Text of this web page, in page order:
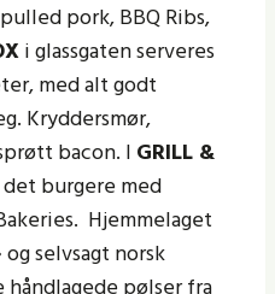
pork, BBQ Ribs,
i glassgaten serveres
med alt godt
Kryddersmør,
bacon. I GRILL &
det burgere med
Hjemmelaget
selvsagt norsk